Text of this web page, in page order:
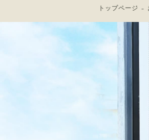
トップページ